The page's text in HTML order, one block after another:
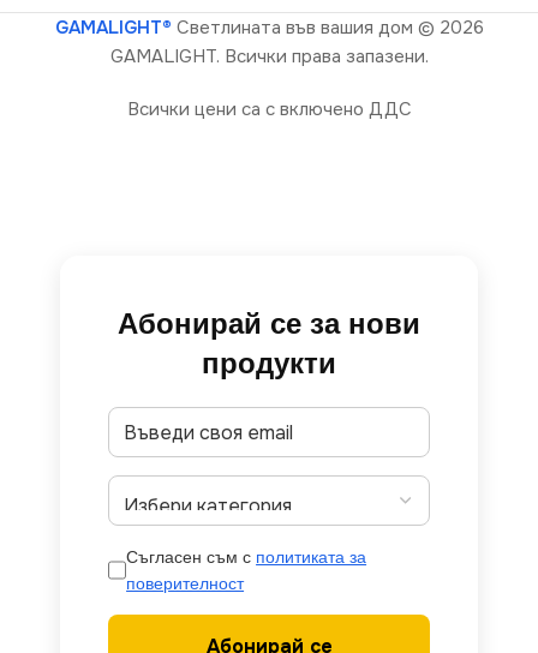
GAMALIGHT® Светлината във вашия дом © 2026
GAMALIGHT. Всички права запазени.
Всички цени са с включено ДДС
Абонирай се за нови
продукти
Съгласен съм с политиката за
поверителност
Абонирай се